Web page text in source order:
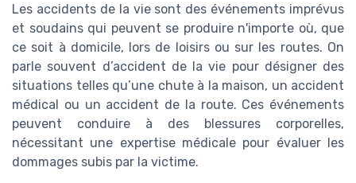
Les accidents de la vie sont des événements imprévus
et soudains qui peuvent se produire n'importe où, que
ce soit à domicile, lors de loisirs ou sur les routes. On
parle souvent d’accident de la vie pour désigner des
situations telles qu’une chute à la maison, un accident
médical ou un accident de la route. Ces événements
peuvent conduire à des blessures corporelles,
nécessitant une expertise médicale pour évaluer les
dommages subis par la victime.